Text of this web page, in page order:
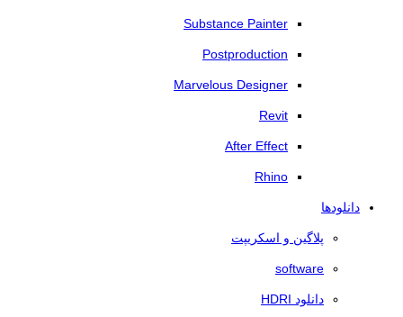
Substance Painter
Postproduction
Marvelous Designer
Revit
After Effect
Rhino
دانلودها
پلاگین و اسکریپت
software
دانلود HDRI